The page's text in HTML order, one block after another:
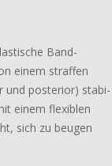
Band­­
einem straf­fen
und poste­rior) stabi­
einem flexi­blen
sich zu beugen